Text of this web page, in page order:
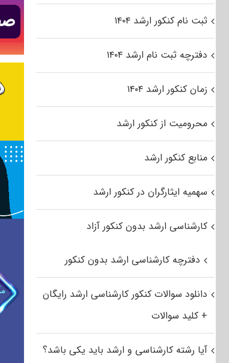
ثبت نام کنکور ارشد ۱۴۰۴
دفترچه ثبت نام ارشد ۱۴۰۴
زمان کنکور ارشد ۱۴۰۴
محرومیت از کنکور ارشد
منابع کنکور ارشد
سهمیه ایثارگران در کنکور ارشد
کارشناسی ارشد بدون کنکور آزاد
دفترچه کارشناسی ارشد بدون کنکور
دانلود سوالات کنکور کارشناسی ارشد رایگان
+ کلید سوالات
آیا رشته کارشناسی و ارشد باید یکی باشد؟